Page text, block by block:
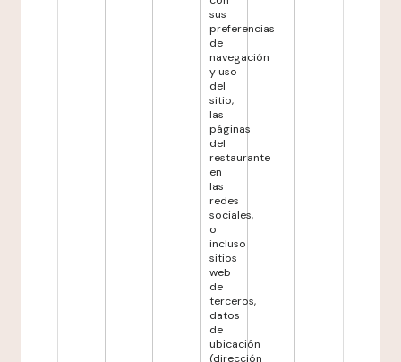
sus
preferencias
de
navegación
y uso
del
sitio,
las
páginas
del
restaurante
en
las
redes
sociales,
o
incluso
sitios
web
de
terceros,
datos
de
ubicación
(dirección